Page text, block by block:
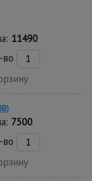
11490
во
7500
во